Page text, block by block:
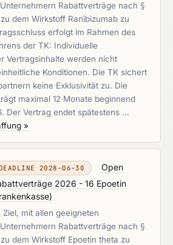
Rabattverträge nach §
dem Wirkstoff Ranibizumab zu
erfolgt im Rahmen des
der TK: Individuelle
Vertragsinhalte werden nicht
Konditionen. Die TK sichert
keine Exklusivität zu. Die
maximal 12 Monate beginnend
Der Vertrag endet spätestens …
»
DEADLINE 2028-06-30
Open
2026 - 16 Epoetin
)
mit allen geeigneten
Rabattverträge nach §
dem Wirkstoff Epoetin theta zu